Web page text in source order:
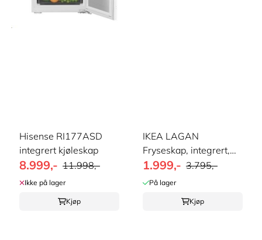
Hisense RI177ASD
integrert kjøleskap
8.999,- 11.998,-
Ikke på lager
Kjøp
IKEA LAGAN
Fryseskap, integrert,
85 l
1.999,- 3.795,-
På lager
Kjøp